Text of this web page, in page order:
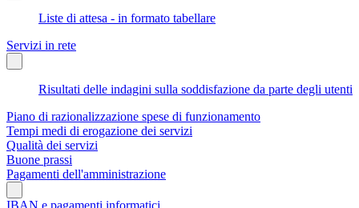
Liste di attesa - in formato tabellare
Servizi in rete
Risultati delle indagini sulla soddisfazione da parte degli utenti
Piano di razionalizzazione spese di funzionamento
Tempi medi di erogazione dei servizi
Qualità dei servizi
Buone prassi
Pagamenti dell'amministrazione
IBAN e pagamenti informatici